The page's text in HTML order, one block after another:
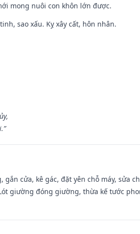
mong nuôi con khôn lớn được.
sao xấu. Kỵ xây cất, hôn nhân.
gắn cửa, kê gác, đặt yên chỗ máy, sửa
giường đóng giường, thừa kế tước